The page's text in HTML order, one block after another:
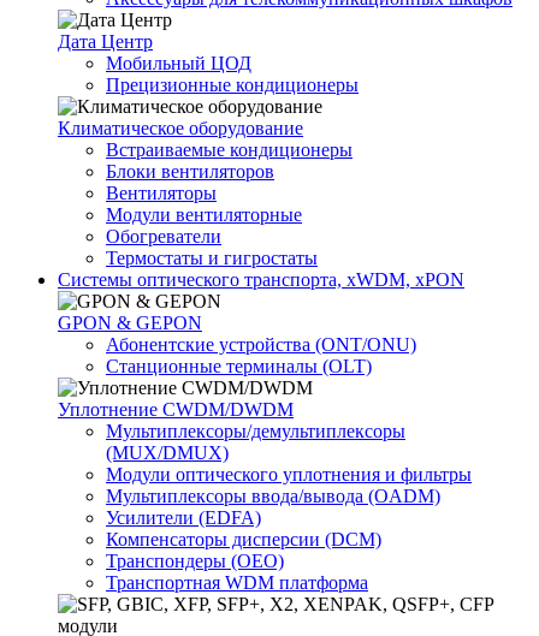
Дата Центр
Мобильный ЦОД
Прецизионные кондиционеры
Климатичeское оборудование
Встраиваемые кондиционеры
Блоки вентиляторов
Вентиляторы
Модули вентиляторные
Обогреватели
Термостаты и гигростаты
Системы оптического транспорта, xWDM, xPON
GPON & GEPON
Абонентские устройства (ONT/ONU)
Станционные терминалы (OLT)
Уплотнение CWDM/DWDM
Мультиплексоры/демультиплексоры
(MUX/DMUX)
Модули оптического уплотнения и фильтры
Мультиплексоры ввода/вывода (OADM)
Усилители (EDFA)
Компенсаторы дисперсии (DCM)
Транспондеры (OEO)
Транспортная WDM платформа